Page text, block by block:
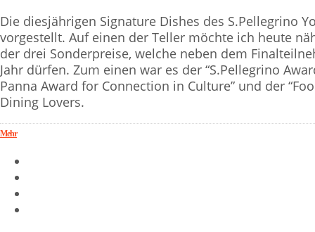
Die diesjährigen Signature Dishes des S.Pellegrino
vorgestellt. Auf einen der Teller möchte ich heute
der drei Sonderpreise, welche neben dem
Jahr dürfen. Zum einen war es der “S.Pellegrino
Panna Award for Connection in Culture” und der
Dining Lovers.
Mehr